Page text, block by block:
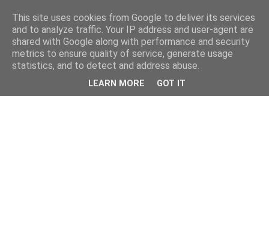
This site uses cookies from Google to deliver its services
and to analyze traffic. Your IP address and user-agent are
shared with Google along with performance and security
metrics to ensure quality of service, generate usage
statistics, and to detect and address abuse.
LEARN MORE GOT IT